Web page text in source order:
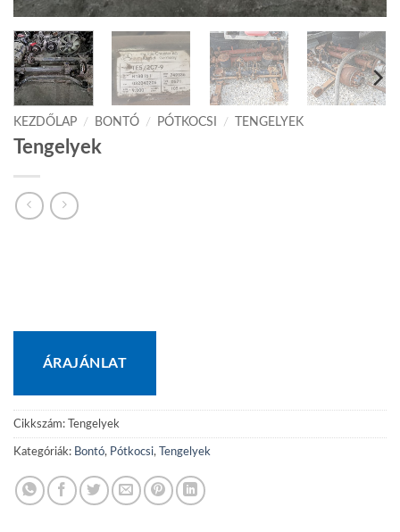
KEZDŐLAP / BONTÓ / PÓTKOCSI / TENGELYEK
Tengelyek
ÁRAJÁNLAT
Cikkszám: Tengelyek
Kategóriák: Bontó, Pótkocsi, Tengelyek